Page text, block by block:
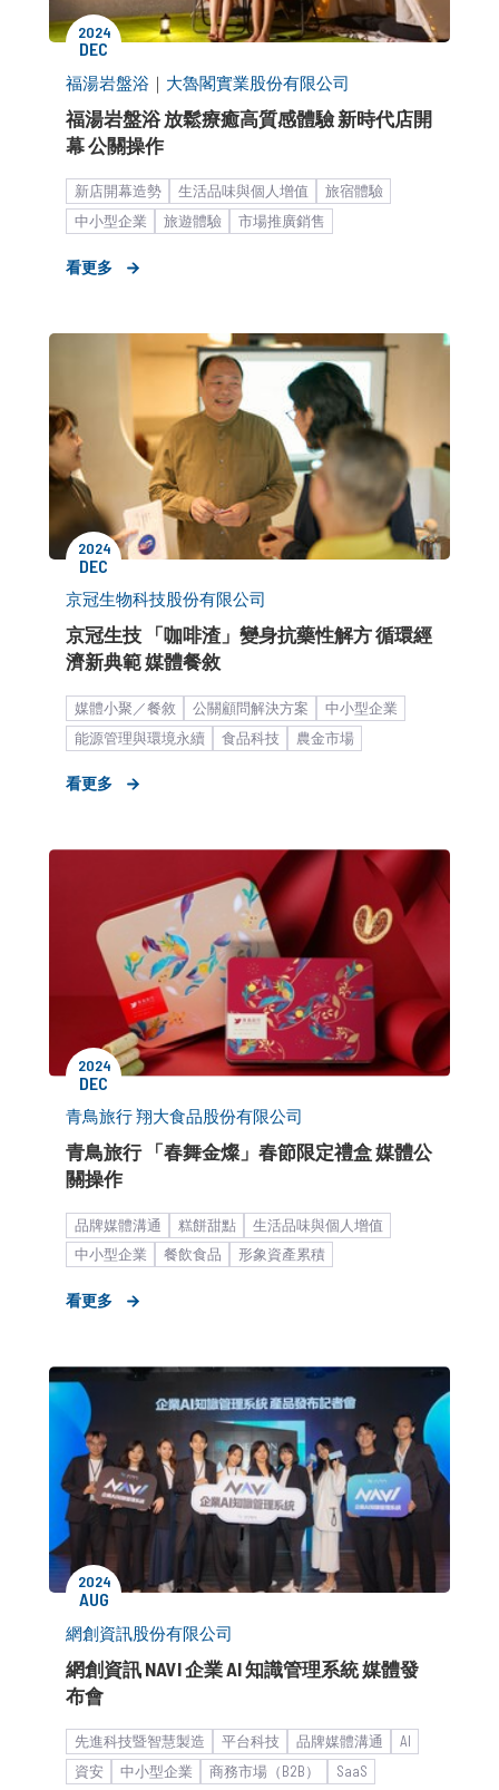
2024
DEC
福湯岩盤浴 ｜ 大魯閣實業股份有限公司
福湯岩盤浴 放鬆療癒高質感體驗 新時代店開
幕 公關操作
新店開幕造勢 生活品味與個人增值
旅宿體驗
中小型企業
旅遊體驗
市場推廣銷售
公關顧問解決方案
看更多
2024
DEC
京冠生物科技股份有限公司
京冠生技 「咖啡渣」變身抗藥性解方 循環經
濟新典範 媒體餐敘
媒體小聚／餐敘 公關顧問解決方案
中小型企業
能源管理與環境永續
食品科技
農金市場
看更多
2024
DEC
青鳥旅行 翔大食品股份有限公司
青鳥旅行 「春舞金燦」春節限定禮盒 媒體公
關操作
品牌媒體溝通 糕餅甜點
生活品味與個人增值
中小型企業
餐飲食品
形象資產累積
產品／服務推廣
看更多
2024
AUG
網創資訊股份有限公司
網創資訊 NAVI 企業 AI 知識管理系統 媒體發
布會
先進科技暨智慧製造 平台科技 品牌媒體溝通
AI
資安
中小型企業 商務市場（B2B） SaaS